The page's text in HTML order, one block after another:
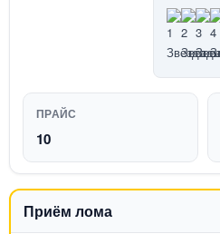
ПРАЙС
10
Приём лома